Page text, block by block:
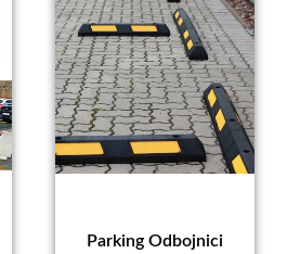
Parking Odbojnici